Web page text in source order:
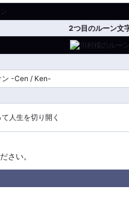
2つ目のルーン文
ン -Cen / Ken-
人生を切り開く
さい。